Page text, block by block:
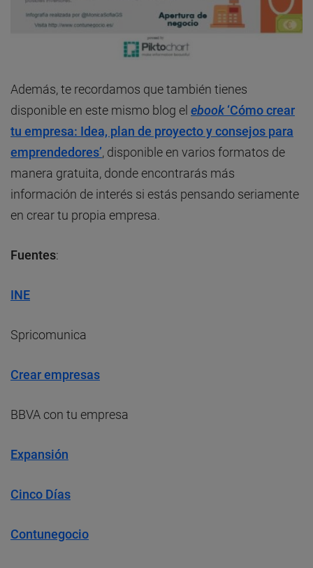
Además, te recordamos que también tienes
disponible en este mismo blog el ebook‘Cómo crear
tu empresa: Idea, plan de proyecto y consejos para
emprendedores’, disponible en varios formatos de
manera gratuita, donde encontrarás más
información de interés si estás pensando seriamente
en crear tu propia empresa.
Fuentes:
INE
Spricomunica
Crear empresas
BBVA con tu empresa
Expansión
Cinco Días
Contunegocio